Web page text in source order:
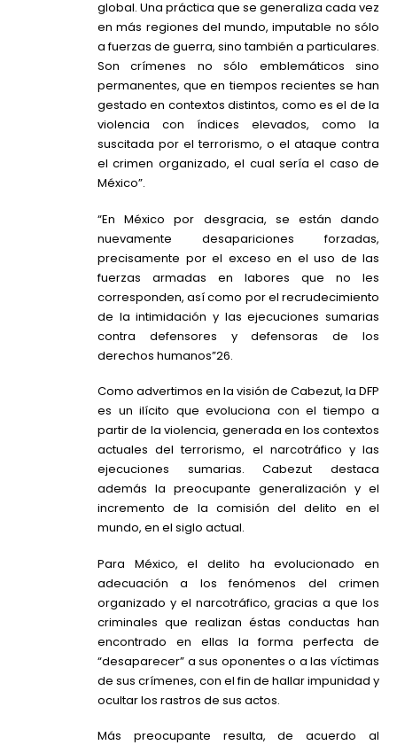
global. Una práctica que se generaliza cada vez
en más regiones del mundo, imputable no sólo
a fuerzas de guerra, sino también a particulares.
Son crímenes no sólo emblemáticos sino
permanentes, que en tiempos recientes se han
gestado en contextos distintos, como es el de la
violencia con índices elevados, como la
suscitada por el terrorismo, o el ataque contra
el crimen organizado, el cual sería el caso de
México”.
“En México por desgracia, se están dando
nuevamente desapariciones forzadas,
precisamente por el exceso en el uso de las
fuerzas armadas en labores que no les
corresponden, así como por el recrudecimiento
de la intimidación y las ejecuciones sumarias
contra defensores y defensoras de los
derechos humanos”26.
Como advertimos en la visión de Cabezut, la DFP
es un ilícito que evoluciona con el tiempo a
partir de la violencia, generada en los contextos
actuales del terrorismo, el narcotráfico y las
ejecuciones sumarias. Cabezut destaca
además la preocupante generalización y el
incremento de la comisión del delito en el
mundo, en el siglo actual.
Para México, el delito ha evolucionado en
adecuación a los fenómenos del crimen
organizado y el narcotráfico, gracias a que los
criminales que realizan éstas conductas han
encontrado en ellas la forma perfecta de
“desaparecer” a sus oponentes o a las víctimas
de sus crímenes, con el fin de hallar impunidad y
ocultar los rastros de sus actos.
Más preocupante resulta, de acuerdo al